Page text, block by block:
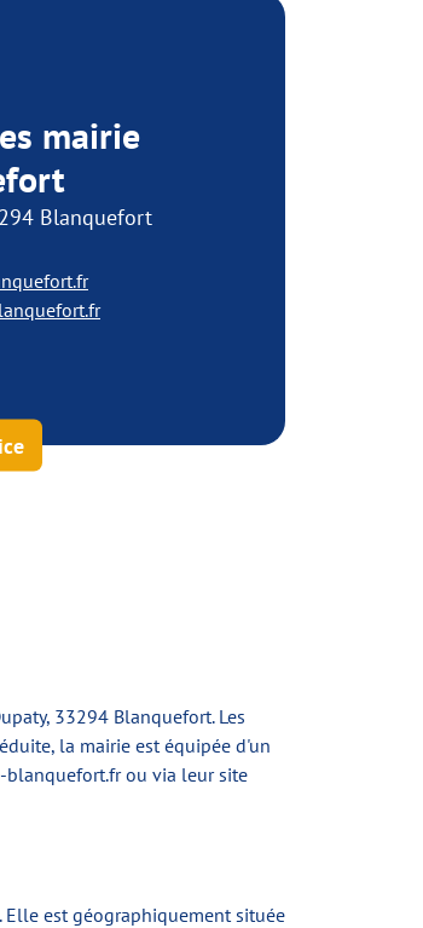
mairie
Blanquefort
33294 Blanquefort. Les
la mairie est équipée d'un
blanquefort.frou via leur site
est géographiquement située